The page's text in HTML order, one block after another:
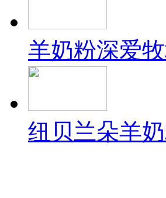
羊奶粉深爱
纽贝兰朵羊